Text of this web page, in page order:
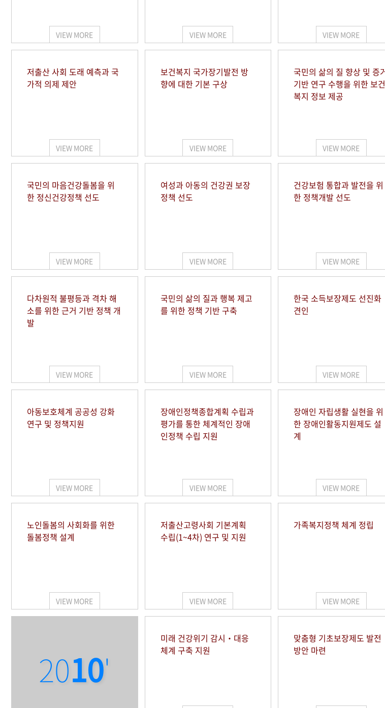
VIEW MORE VIEW MORE VIEW MORE
저출산 사회 도래 예측과 국
가적 의제 제안
VIEW MORE
보건복지 국가장기발전 방
향에 대한 기본 구상
VIEW MORE
국민의 삶의 질 향상 및 증
기반 연구 수행을 위한 보건
복지 정보 제공
VIEW MORE
국민의 마음건강돌봄을 위
한 정신건강정책 선도
VIEW MORE
여성과 아동의 건강권 보장
정책 선도
VIEW MORE
건강보험 통합과 발전을 위
한 정책개발 선도
VIEW MORE
다차원적 불평등과 격차 해
소를 위한 근거 기반 정책 개
발
VIEW MORE
국민의 삶의 질과 행복 제고
를 위한 정책 기반 구축
VIEW MORE
한국 소득보장제도 선진화
견인
VIEW MORE
아동보호체계 공공성 강화
연구 및 정책지원
VIEW MORE
장애인정책종합계획 수립과
평가를 통한 체계적인 장애
인정책 수립 지원
VIEW MORE
장애인 자립생활 실현을 위
한 장애인활동지원제도 설
계
VIEW MORE
노인돌봄의 사회화를 위한
돌봄정책 설계
VIEW MORE
저출산고령사회 기본계획
수립(1~4차) 연구 및 지원
VIEW MORE
가족복지정책 체계 정립
VIEW MORE
2010'
미래 건강위기 감시‧대응
체계 구축 지원
맞춤형 기초보장제도 발전
방안 마련